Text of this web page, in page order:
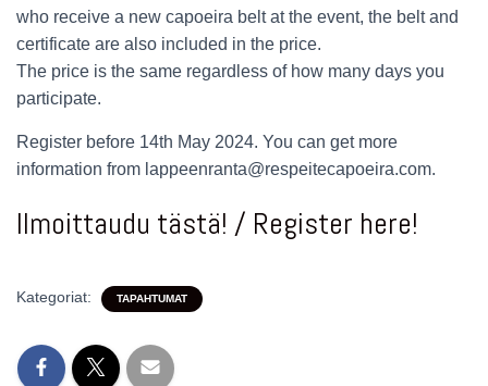
who receive a new capoeira belt at the event, the belt and
certificate are also included in the price.
The price is the same regardless of how many days you
participate.
Register before 14th May 2024. You can get more
information from lappeenranta@respeitecapoeira.com.
Ilmoittaudu tästä! / Register here!
Kategoriat: TAPAHTUMAT